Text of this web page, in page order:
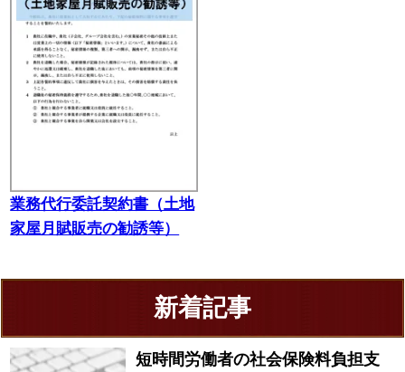
業務代行委託契約書（土地
家屋月賦販売の勧誘等）
新着記事
短時間労働者の社会保険料負担支